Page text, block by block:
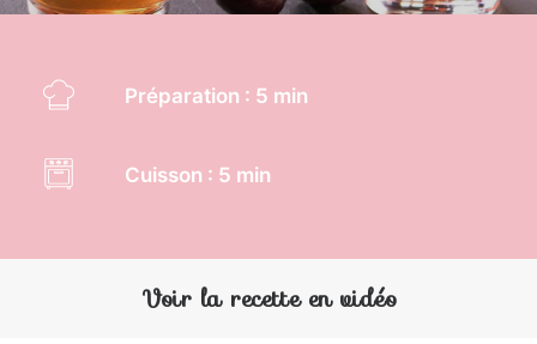
Préparation : 5 min
Cuisson : 5 min
Voir la recette en vidéo